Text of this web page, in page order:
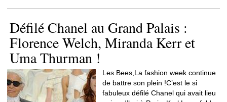
Défilé Chanel au Grand Palais :
Florence Welch, Miranda Kerr et
Uma Thurman !
Les Bees,La fashion week continue
de battre son plein !C’est le si
fabuleux défilé Chanel qui avait lieu